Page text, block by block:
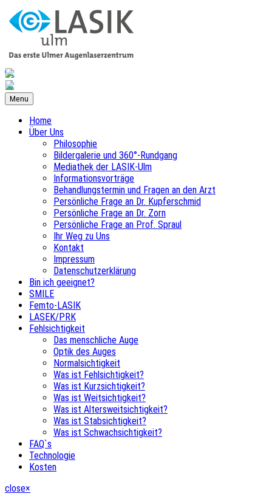
Menu
Home
Über Uns
Philosophie
Bildergalerie und 360°-Rundgang
Mediathek der LASIK-Ulm
Informationsvorträge
Behandlungstermin und Fragen an den Arzt
Persönliche Frage an Dr. Kupferschmid
Persönliche Frage an Dr. Zorn
Persönliche Frage an Prof. Spraul
Ihr Weg zu Uns
Kontakt
Impressum
Datenschutzerklärung
Bin ich geeignet?
SMILE
Femto-LASIK
LASEK/PRK
Fehlsichtigkeit
Das menschliche Auge
Optik des Auges
Normalsichtigkeit
Was ist Fehlsichtigkeit?
Was ist Kurzsichtigkeit?
Was ist Weitsichtigkeit?
Was ist Altersweitsichtigkeit?
Was ist Stabsichtigkeit?
Was ist Schwachsichtigkeit?
FAQ`s
Technologie
Kosten
close×